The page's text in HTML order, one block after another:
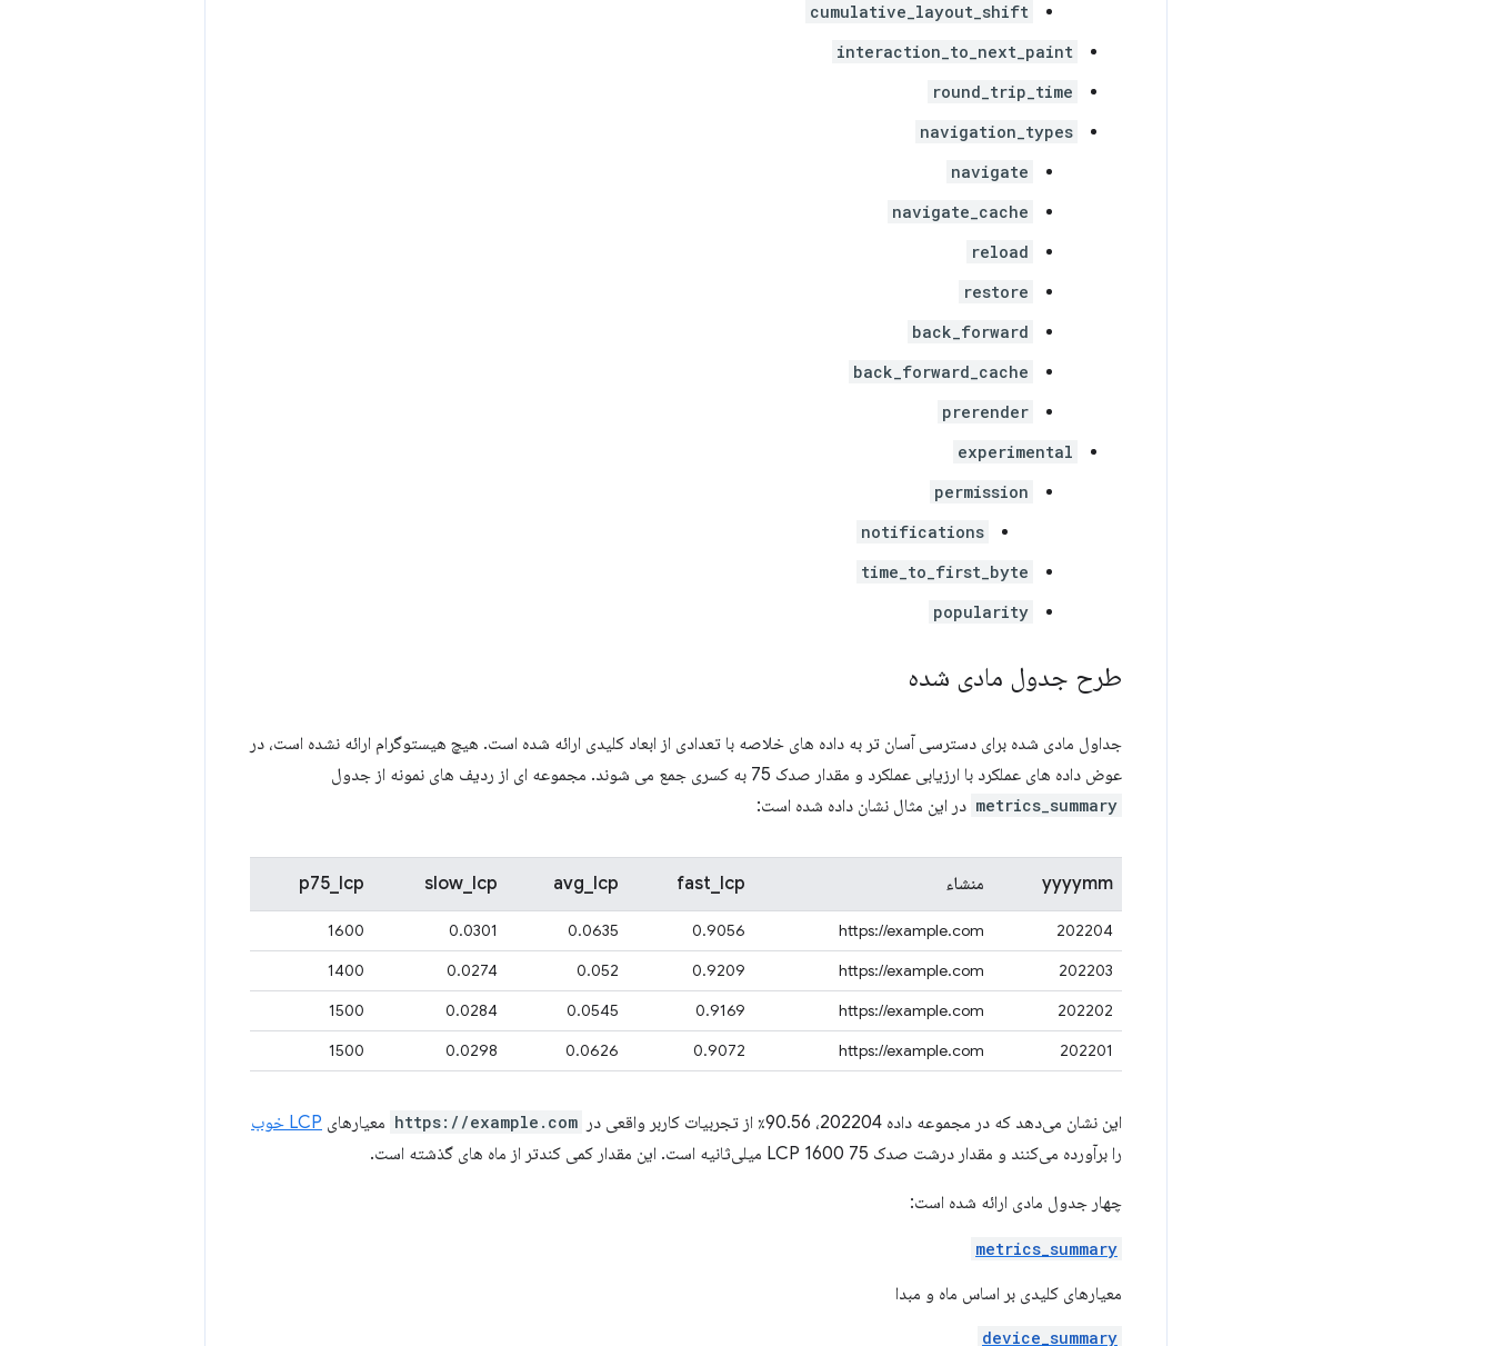
cumulative_layout_shift
interaction_to_next_paint
round_trip_time
navigation_types
navigate
navigate_cache
reload
restore
back_forward
back_forward_cache
prerender
experimental
permission
notifications
time_to_first_byte
popularity
طرح جدول مادی شده
جداول مادی شده برای دسترسی آسان تر به داده های خلاصه با تعدادی از ابعاد کلیدی ارائه شده است. هیچ هیستوگرام ارائه نشده است، در
عوض داده های عملکرد با ارزیابی عملکرد و مقدار صدک 75 به کسری جمع می شوند. مجموعه ای از ردیف های نمونه از جدول
metrics_summary در این مثال نشان داده شده است:
yyyymm منشاء fast_lcp
avg_lcp
slow_lcp
p75_lcp
202204
https://example.com
0.9056
0.0635
0.0301
1600
202203
https://example.com
0.9209
0.052
0.0274
1400
202202
https://example.com
0.9169
0.0545
0.0284
1500
202201
https://example.com
0.9072
0.0626
0.0298
1500
این نشان می‌دهد که در مجموعه داده 202204، 90.56٪ از تجربیات کاربر واقعی در https://example.com معیارهای LCP خوب
را برآورده می‌کنند و مقدار درشت صدک 75 LCP 1600 میلی‌ثانیه است. این مقدار کمی کندتر از ماه های گذشته است.
چهار جدول مادی ارائه شده است:
metrics_summary
معیارهای کلیدی بر اساس ماه و مبدا
device_summary